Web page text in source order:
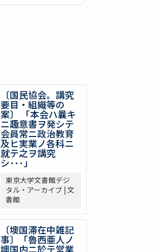
〔国民協会。講究
要目・組織等の
案〕 「本会ハ曩キ
ニ趣意書ヲ発シテ
会員常ニ政治教育
及ヒ実業ノ各科ニ
就テ之ヲ講究
シ･･･」
東京大学文書館デジ
タル・アーカイブ | 文
書館
〔墺国滞在中雑記
事〕「魯西亜人ノ
墺国内ニ於テ営業